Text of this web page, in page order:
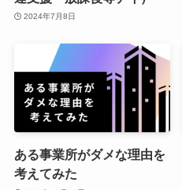
2024年7月8日
ある事業所がダメな理由を
考えてみた